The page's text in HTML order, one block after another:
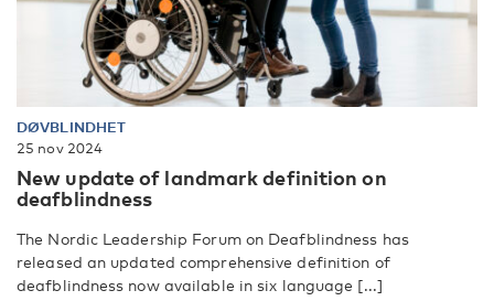
DØVBLINDHET
25 nov 2024
New update of landmark definition on
deafblindness
The Nordic Leadership Forum on Deafblindness has
released an updated comprehensive definition of
deafblindness now available in six language [...]